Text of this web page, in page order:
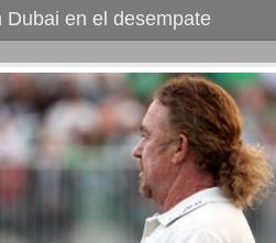
en el desempate